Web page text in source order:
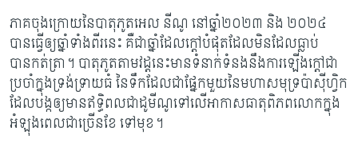
ភាគចុងក្រោយនៃបាតុភូតអេល នីណូ នៅឆ្នាំ២០២៣ និង ២០២៤
បានធ្វើឲ្យឆ្នាំទាំងពីរនេះ គឺ​ជា​ឆ្នាំ​ដែលក្តៅបំផុតដែលមិនដែលធ្លាប់
បានកត់ត្រា។ បាតុភូតតាមវដ្តនេះមានទំនាក់​ទំនង​នឹង​ការឡើងក្តៅជា
ប្រចាំក្នុងទ្រង់ទ្រាយធំ នៃទឹកដែលជាផ្នែកមួយនៃមហាសមុទ្រ​ប៉ាស៊ីហ្វិក
ដែល​បង្កឲ្យមានឥទ្ធិពលជាដូមីណូទៅលើអាកាសធាតុពិភពលោក​ក្នុង
អំឡុងពេល​ជាច្រើន​ខែ ទៅ​មុខ។